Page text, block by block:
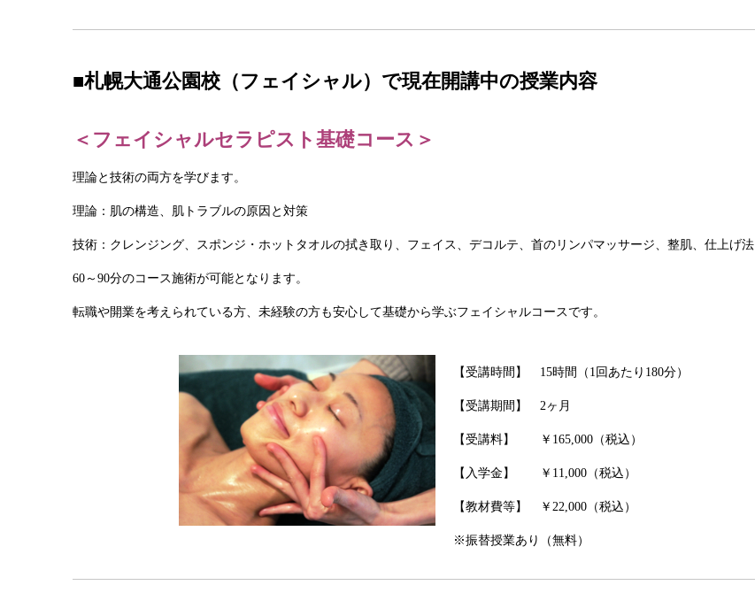
■札幌大通公園校（フェイシャル）で現在開講中の授業内容
＜フェイシャルセラピスト基礎コース＞
理論と技術の両方を学びます。
理論：肌の構造、肌トラブルの原因と対策
技術：クレンジング、スポンジ・ホットタオルの拭き取り、フェイス、デコルテ、首のリンパマッサージ、整肌、仕上げ法
60～90分のコース施術が可能となります。
転職や開業を考えられている方、未経験の方も安心して基礎から学ぶフェイシャルコースです。
【受講時間】 15時間（1回あたり180分）
【受講期間】 2ヶ月
【受講料】 ￥165,000（税込）
【入学金】 ￥11,000（税込）
【教材費等】 ￥22,000（税込）
※振替授業あり（無料）